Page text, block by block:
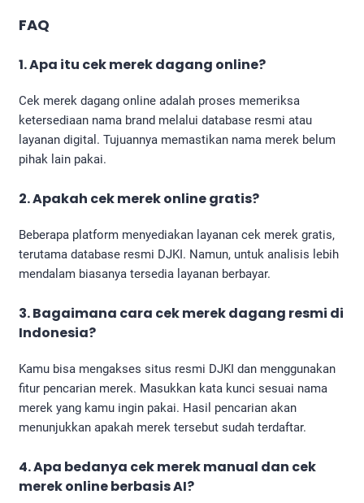
FAQ
1. Apa itu cek merek dagang online?
Cek merek dagang online adalah proses memeriksa
ketersediaan nama brand melalui database resmi atau
layanan digital. Tujuannya memastikan nama merek belum
pihak lain pakai.
2. Apakah cek merek online gratis?
Beberapa platform menyediakan layanan cek merek gratis,
terutama database resmi DJKI. Namun, untuk analisis lebih
mendalam biasanya tersedia layanan berbayar.
3. Bagaimana cara cek merek dagang resmi di
Indonesia?
Kamu bisa mengakses situs resmi DJKI dan menggunakan
fitur pencarian merek. Masukkan kata kunci sesuai nama
merek yang kamu ingin pakai. Hasil pencarian akan
menunjukkan apakah merek tersebut sudah terdaftar.
4. Apa bedanya cek merek manual dan cek
merek online berbasis AI?